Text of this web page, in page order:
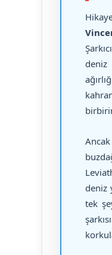
deniz
deniz
tek